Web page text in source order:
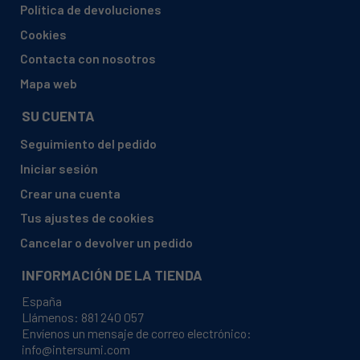
BEKO, GNE 114610X
BEKO, GNE 114612 X
BEKO, GNE 134750 X
BEKO, GNE 60500 X
BEKO, GNE 60500 X1
BEKO, GNE 60520 DX
Política de devoluciones
Cookies
Contacta con nosotros
Mapa web
SU CUENTA
Seguimiento del pedido
Iniciar sesión
Crear una cuenta
Tus ajustes de cookies
Cancelar o devolver un pedido
INFORMACIÓN DE LA TIENDA
España
Llámenos: 881 240 057
Envíenos un mensaje de correo electrónico:
info@intersumi.com